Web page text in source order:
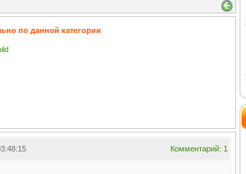
по данной категории
Комментарий: 1